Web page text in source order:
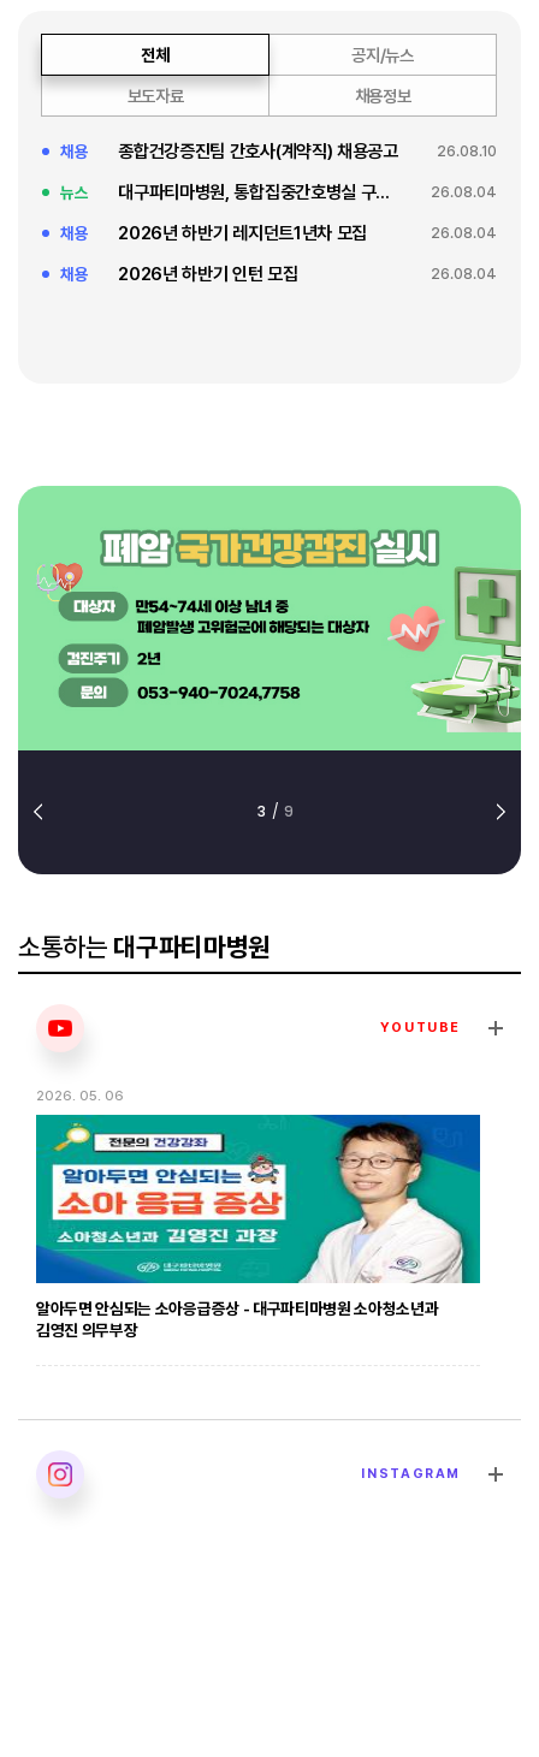
전체
채용 종합건강증진팀 간호사(계약직) 채용공고 26.08.10
뉴스 대구파티마병원, 통합집중간호병실 구축 축복식 26.08.04
채용 2026년 하반기 레지던트1년차 모집 26.08.04
채용 2026년 하반기 인턴 모집 26.08.04
공지/뉴스
보도자료
채용정보
3 / 9
소통하는 대구파티마병원
YOUTUBE
2026. 05. 06
알아두면 안심되는 소아응급증상 - 대구파티마병원 소아청소년과
김영진 의무부장
INSTAGRAM